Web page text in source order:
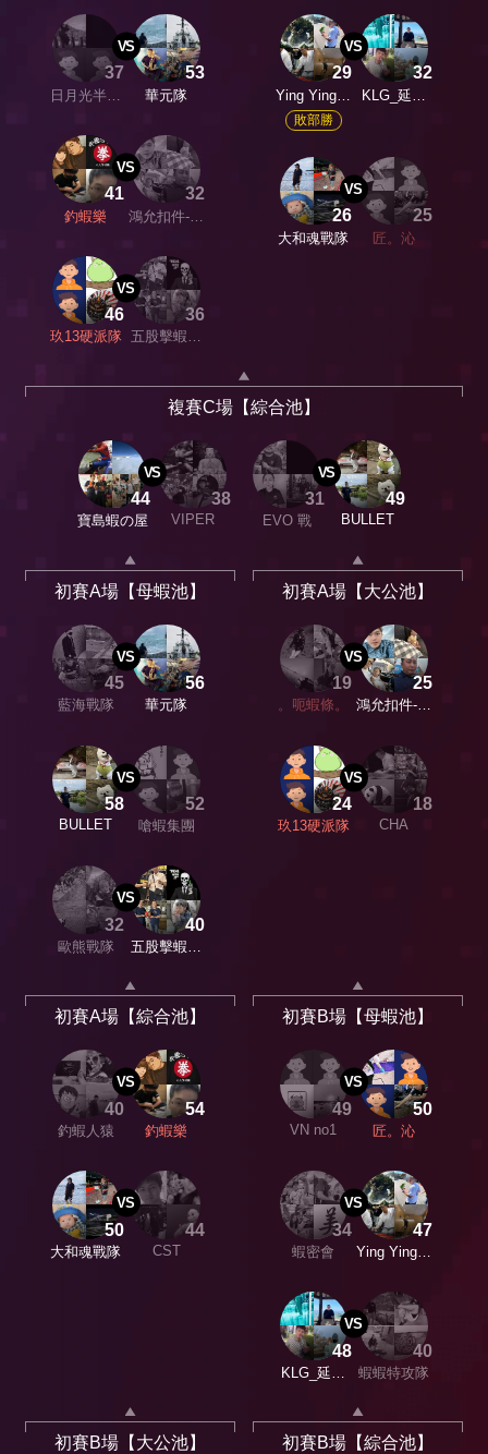
37
日月光半導
VS
53
華元隊
41
釣蝦樂
VS
32
鴻允扣件-鴻
46
玖13硬派隊
VS
36
五股擊蝦職
29
Ying Ying競
技團
敗部勝
VS
32
KLG_延の
26
大和魂戰隊
VS
25
匠。沁
複賽C場【綜合池】
44
寶島蝦の屋
VS
38
VIPER
31
EVO 戰
VS
49
BULLET
初賽A場【母蝦池】
45
藍海戰隊
VS
56
華元隊
58
BULLET
VS
52
嗆蝦集團
32
歐熊戰隊
VS
40
五股擊蝦職
初賽A場【大公池】
19
。呃蝦條。
VS
25
鴻允扣件-鴻
24
玖13硬派隊
VS
18
CHA
初賽A場【綜合池】
40
釣蝦人猿
VS
54
釣蝦樂
50
大和魂戰隊
VS
44
CST
初賽B場【母蝦池】
49
VN no1
VS
50
匠。沁
34
蝦密會
VS
47
Ying Ying競
48
KLG_延の
VS
40
蝦蝦特攻隊
初賽B場【大公池】 初賽B場【綜合池】